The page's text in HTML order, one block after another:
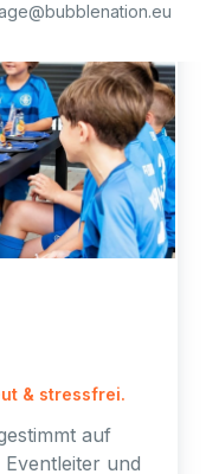
& stressfrei.
auf
und